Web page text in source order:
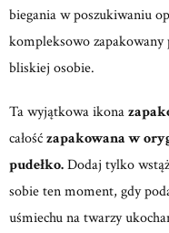
biegania w poszukiwaniu
kompleksowo
bliskiej osobie.
Ta wyjątkowa ikona
całośćzapakowana w
pudełko.Dodaj tylko
sobie ten moment, gdy
uśmiechu na twarzy